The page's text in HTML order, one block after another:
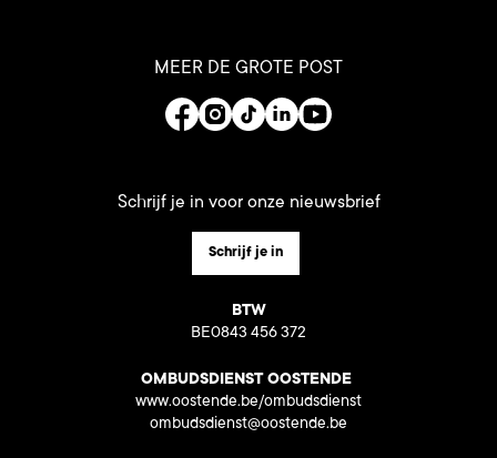
MEER DE GROTE POST
Schrijf je in voor onze nieuwsbrief
Schrijf je in
BTW
BE0843 456 372
OMBUDSDIENST OOSTENDE
www.oostende.be/ombudsdienst
ombudsdienst@oostende.be